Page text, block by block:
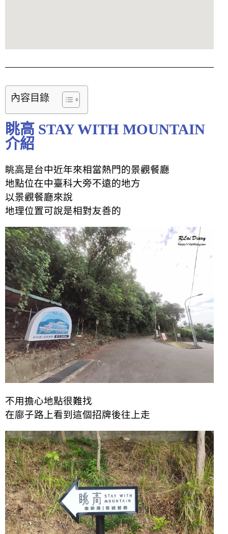
內容目錄
眺高 STAY WITH MOUNTAIN
介紹
眺高是台中近年來相當熱門的景觀餐廳
地點位在中臺科大旁不遠的地方
以景觀餐廳來說
地理位置可說是相對友善的
不用擔心地點很難找
在廍子路上看到這個招牌後往上走